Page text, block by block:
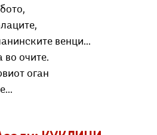
венци...
во очите.
оган